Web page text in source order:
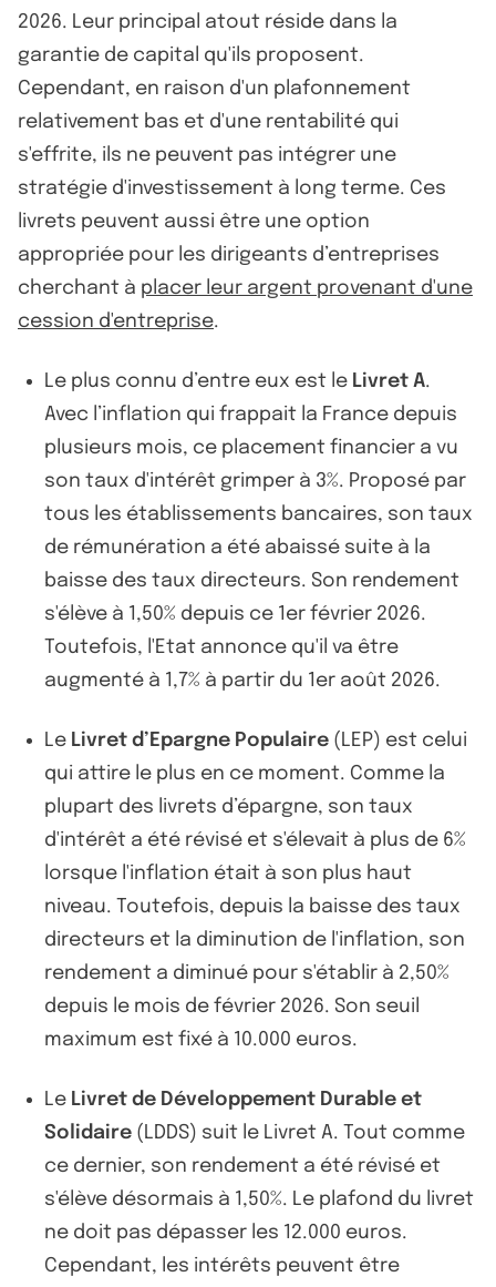
2026. Leur principal atout réside dans la
garantie de capital qu'ils proposent.
Cependant, en raison d'un plafonnement
relativement bas et d'une rentabilité qui
s'effrite, ils ne peuvent pas intégrer une
stratégie d'investissement à long terme. Ces
livrets peuvent aussi être une option
appropriée pour les dirigeants d’entreprises
cherchant à placer leur argent provenant d'une
cession d'entreprise.
Le plus connu d’entre eux est le Livret A.
Avec l’inflation qui frappait la France depuis
plusieurs mois, ce placement financier a vu
son taux d'intérêt grimper à 3%. Proposé par
tous les établissements bancaires, son taux
de rémunération a été abaissé suite à la
baisse des taux directeurs. Son rendement
s'élève à 1,50% depuis ce 1er février 2026.
Toutefois, l'Etat annonce qu'il va être
augmenté à 1,7% à partir du 1er août 2026.
Le Livret d’Epargne Populaire (LEP) est celui
qui attire le plus en ce moment. Comme la
plupart des livrets d’épargne, son taux
d'intérêt a été révisé et s'élevait à plus de 6%
lorsque l'inflation était à son plus haut
niveau. Toutefois, depuis la baisse des taux
directeurs et la diminution de l'inflation, son
rendement a diminué pour s'établir à 2,50%
depuis le mois de février 2026. Son seuil
maximum est fixé à 10.000 euros.
Le Livret de Développement Durable et
Solidaire (LDDS) suit le Livret A. Tout comme
ce dernier, son rendement a été révisé et
s'élève désormais à 1,50%. Le plafond du livret
ne doit pas dépasser les 12.000 euros.
Cependant, les intérêts peuvent être